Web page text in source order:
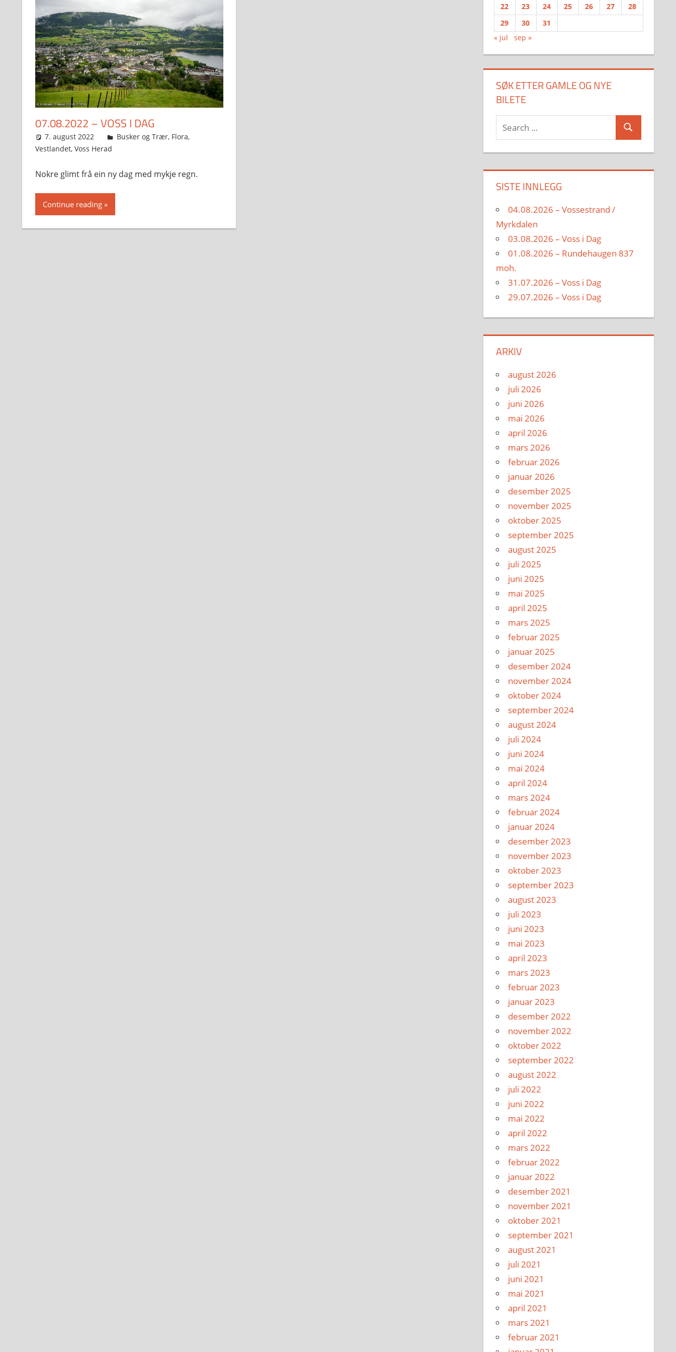
07.08.2022 – VOSS I DAG
7. august 2022 Svein
Busker og Trær, Flora,
Vestlandet, Voss Herad
Nokre glimt frå ein ny dag med mykje regn.
Continue reading
22
23 24 25 26 27
28
29
30
31
« jul
sep »
SØK ETTER GAMLE OG NYE
BILETE
Search
for:
Search
SISTE INNLEGG
04.08.2026 – Vossestrand /
Myrkdalen
03.08.2026 – Voss i Dag
01.08.2026 – Rundehaugen 837
moh.
31.07.2026 – Voss i Dag
29.07.2026 – Voss i Dag
ARKIV
august 2026
juli 2026
juni 2026
mai 2026
april 2026
mars 2026
februar 2026
januar 2026
desember 2025
november 2025
oktober 2025
september 2025
august 2025
juli 2025
juni 2025
mai 2025
april 2025
mars 2025
februar 2025
januar 2025
desember 2024
november 2024
oktober 2024
september 2024
august 2024
juli 2024
juni 2024
mai 2024
april 2024
mars 2024
februar 2024
januar 2024
desember 2023
november 2023
oktober 2023
september 2023
august 2023
juli 2023
juni 2023
mai 2023
april 2023
mars 2023
februar 2023
januar 2023
desember 2022
november 2022
oktober 2022
september 2022
august 2022
juli 2022
juni 2022
mai 2022
april 2022
mars 2022
februar 2022
januar 2022
desember 2021
november 2021
oktober 2021
september 2021
august 2021
juli 2021
juni 2021
mai 2021
april 2021
mars 2021
februar 2021